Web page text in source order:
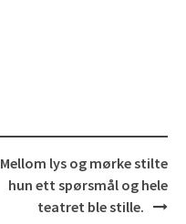
Mellom lys og mørke stilte
hun ett spørsmål og hele
teatret ble stille.